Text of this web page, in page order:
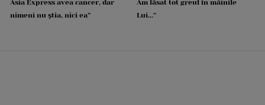
Asia Express avea cancer, dar
nimeni nu știa, nici ea”
Am lăsat tot greul în mâinile
Lui...”